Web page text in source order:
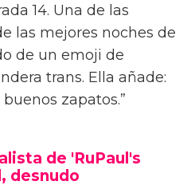
14. Una de las
las mejores noches de
de un emoji de
trans. Ella añade:
zapatos.”
de 'RuPaul's
desnudo